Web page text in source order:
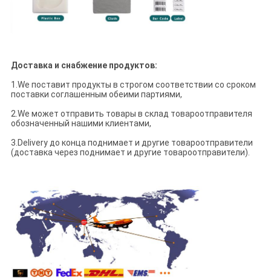
Доставка и снабжение продуктов:
1.We поставит продукты в строгом соответствии со сроком
поставки соглашенным обеими партиями,
2.We может отправить товары в склад товароотправителя
обозначенный нашими клиентами,
3.Delivery до конца поднимает и другие товароотправители
(доставка через поднимает и другие товароотправители).